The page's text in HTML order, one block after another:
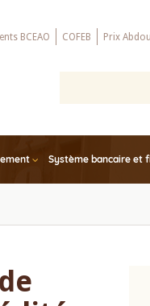
BCEAO COFEB Prix
Système bancaire et